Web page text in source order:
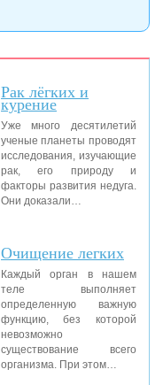
Рак лёгких и
курение
Уже много десятилетий
ученые планеты проводят
исследования, изучающие
рак, его природу и
факторы развития недуга.
Они доказали…
Очищение легких
Каждый орган в нашем
теле выполняет
определенную важную
функцию, без которой
невозможно
существование всего
организма. При этом…